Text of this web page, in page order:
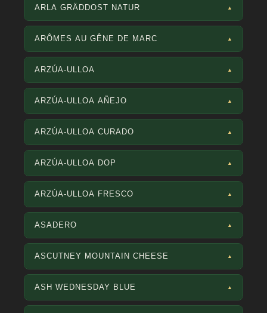
ARLA GRÄDDOST NATUR ▲
ARÔMES AU GÊNE DE MARC ▲
ARZÚA-ULLOA ▲
ARZÚA-ULLOA AÑEJO ▲
ARZÚA-ULLOA CURADO ▲
ARZÚA-ULLOA DOP ▲
ARZÚA-ULLOA FRESCO ▲
ASADERO ▲
ASCUTNEY MOUNTAIN CHEESE ▲
ASH WEDNESDAY BLUE ▲